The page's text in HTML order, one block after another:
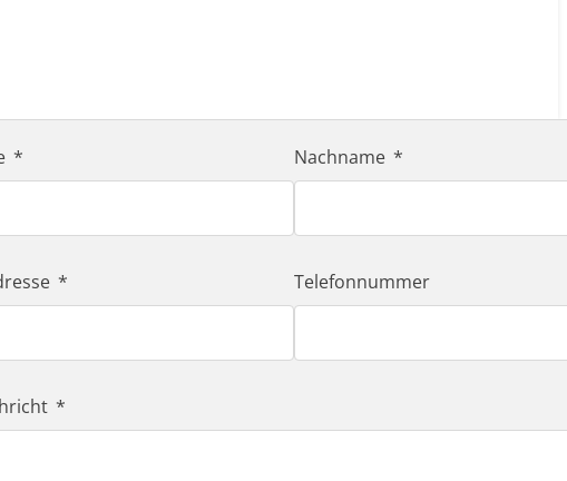
professionelle Lösungen in medizinischen, nuklearen
abgestimmt sind.
Nachname
Telefonnummer